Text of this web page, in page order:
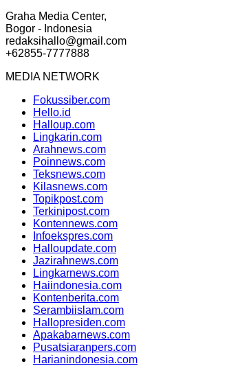
Graha Media Center,
Bogor - Indonesia
redaksihallo@gmail.com
+62855-7777888
MEDIA NETWORK
Fokussiber.com
Hello.id
Halloup.com
Lingkarin.com
Arahnews.com
Poinnews.com
Teksnews.com
Kilasnews.com
Topikpost.com
Terkinipost.com
Kontennews.com
Infoekspres.com
Halloupdate.com
Jazirahnews.com
Lingkarnews.com
Haiindonesia.com
Kontenberita.com
Serambiislam.com
Hallopresiden.com
Apakabarnews.com
Pusatsiaranpers.com
Harianindonesia.com